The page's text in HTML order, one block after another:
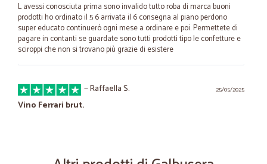
L avessi conosciuta prima sono invalido tutto roba di marca buoni
prodotti ho ordinato il 5 6 arrivata il 6 consegna al piano perdono
super educato continuerò ogni mese a ordinare e poi. Permettete di
pagare in contanti se guardate sono tutti prodotti tipo le confetture e
sciroppi che non si trovano più grazie di esistere
25/05/2025
—Raffaella S.
Vino Ferrari brut.